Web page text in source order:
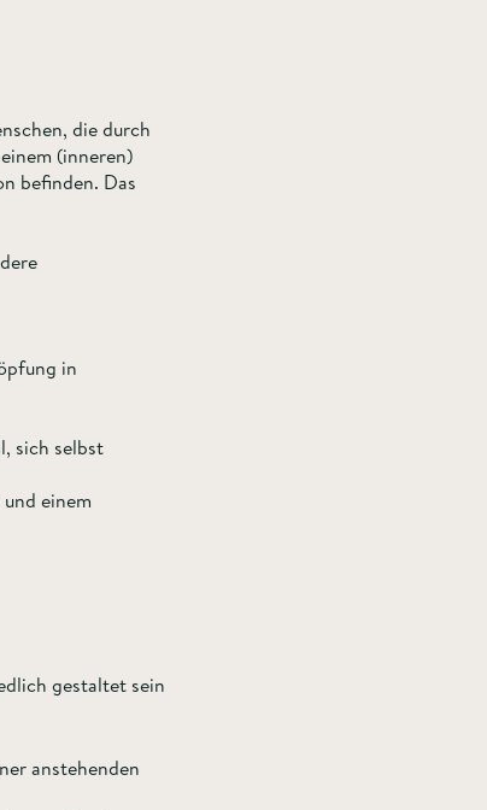
die durch
(inneren)
befinden. Das
in
sich selbst
einem
gestaltet sein
anstehenden